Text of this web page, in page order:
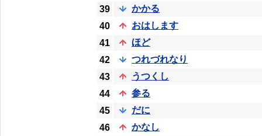
39
かかる
40
おはします
41
ほど
42
つれづれなり
43
うつくし
44
参る
45
だに
46
かなし